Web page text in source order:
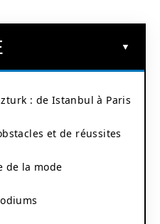
: de Istanbul à Paris
et de réussites
de la mode